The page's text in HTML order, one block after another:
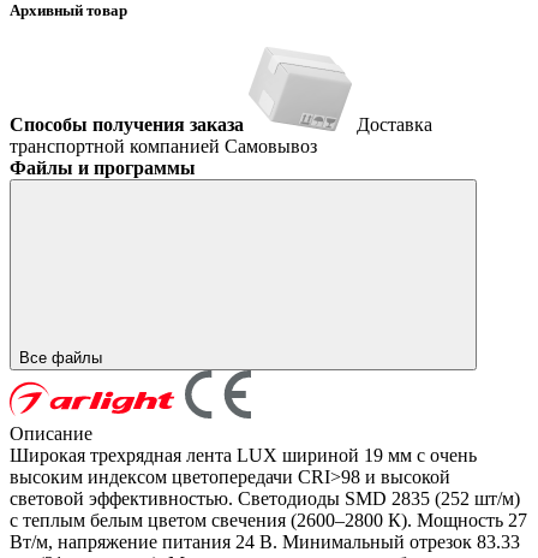
Архивный товар
Способы получения заказа
Доставка
транспортной компанией Самовывоз
Файлы и программы
Все файлы
Описание
Широкая трехрядная лента LUX шириной 19 мм с очень
высоким индексом цветопередачи CRI>98 и высокой
световой эффективностью. Светодиоды SMD 2835 (252 шт/м)
с теплым белым цветом свечения (2600–2800 К). Мощность 27
Вт/м, напряжение питания 24 В. Минимальный отрезок 83.33